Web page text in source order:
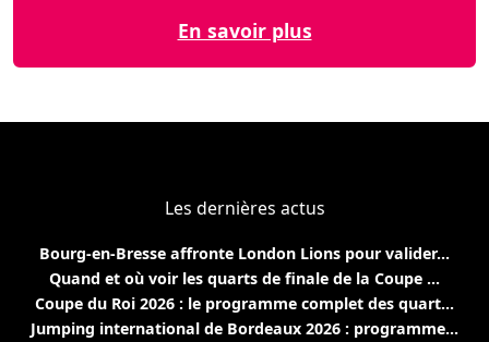
En savoir plus
Les dernières actus
Bourg-en-Bresse affronte London Lions pour valider...
Quand et où voir les quarts de finale de la Coupe ...
Coupe du Roi 2026 : le programme complet des quart...
Jumping international de Bordeaux 2026 : programme...